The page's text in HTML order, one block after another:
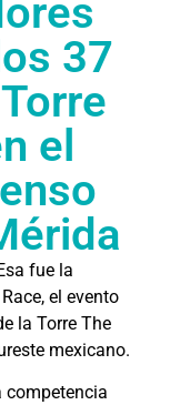
37
el
fue la
el evento
la Torre The
mexicano.
competencia